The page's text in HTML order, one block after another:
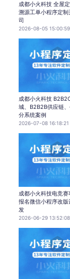
成都小火科技 全屋
溯源工单小程序定制
司
2026-08-05 15:00:59
成都小火科技
城、B2B2B供应链
分系统案例
2026-07-08 16:18:21
成都小火科技电竞赛
报名微信小程序改版
发
2026-06-29 13:52:08